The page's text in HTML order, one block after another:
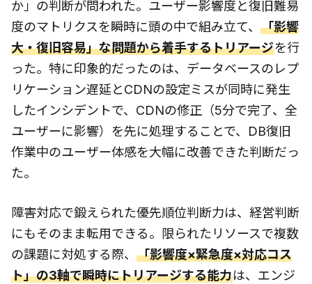
か」の判断が問われた。ユーザー影響度と復旧難易
度のマトリクスを瞬時に頭の中で組み立て、 「影響
大・復旧容易」な問題から着手するトリアージを行
った。特に印象的だったのは、データベースのレプ
リケーション遅延とCDNの設定ミスが同時に発生
したインシデントで、CDNの修正（5分で完了、全
ユーザーに影響）を先に処理することで、DB復旧
作業中のユーザー体感を大幅に改善できた判断だっ
た。
障害対応で鍛えられた優先順位判断力は、経営判断
にもそのまま転用できる。限られたリソースで複数
の課題に対処する際、 「影響度×緊急度×対応コス
ト」の3軸で瞬時にトリアージする能力は、エンジ